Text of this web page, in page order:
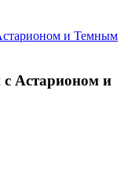
и Темным
с Астарионом и